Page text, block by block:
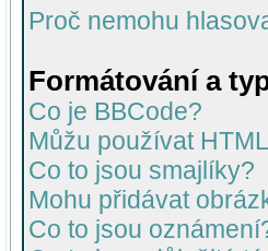
Proč nemohu
Formátování a
Co je BBCode?
Můžu používat
Co to jsou smajlíky?
Mohu přidávat
Co to jsou